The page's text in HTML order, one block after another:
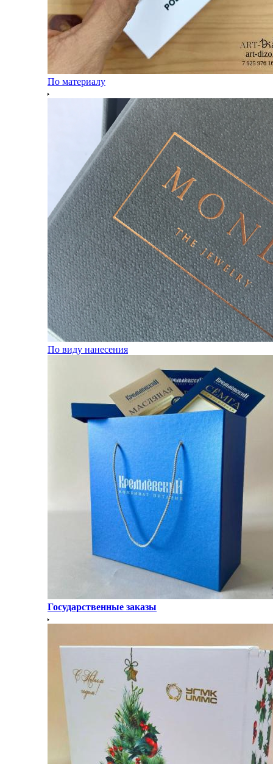
По материалу
По виду нанесения
Государственные заказы